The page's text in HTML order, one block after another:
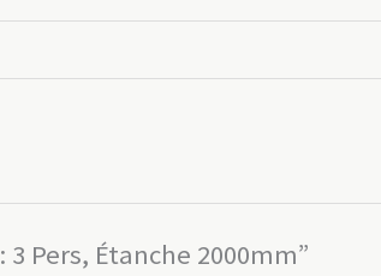
Pers, Étanche 2000mm”